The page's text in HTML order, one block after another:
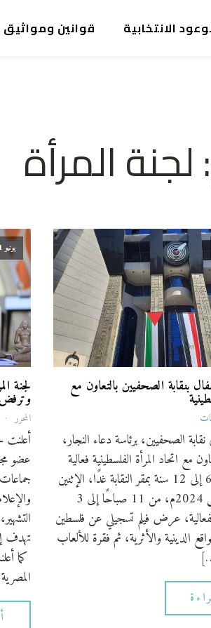
الانتخابية قوانين ومواثيق
لجنة المرأة
بنقابة الصحفيين بالتعاون مع
نقابة الصحفيين، برئاسة دعاء النجار،
مع اتحاد المرأة الفلسطينية فعالية
للأطفال من سن 6 إلى 12 سنة بمقر النقابة غدًا، الإثنين
الموافق 5 أغسطس 2024م، من 11 صباحًا إلى 3
عرض فيلم تسجيلي عن فلسطين
الدينية والأثرية، ثم فقرة للألعاب
يونيو 11, 2024
لجنة
المحرر
أعلنت
عضو
تهدف
كما